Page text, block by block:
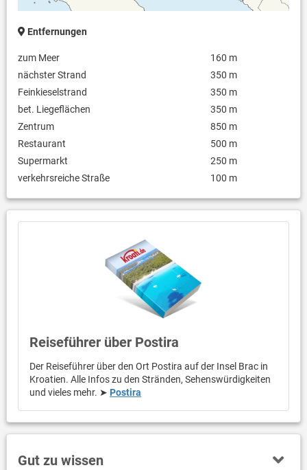
Entfernungen
zum Meer
160 m
nächster Strand
350 m
Feinkieselstrand
350 m
bet. Liegeflächen
350 m
Zentrum
850 m
Restaurant
500 m
Supermarkt
250 m
verkehrsreiche Straße
100 m
Reiseführer über Postira
Der Reiseführer über den Ort Postira auf der Insel Brac in
Kroatien. Alle Infos zu den Stränden, Sehenswürdigkeiten
und vieles mehr. ➤ Postira
Gut zu wissen